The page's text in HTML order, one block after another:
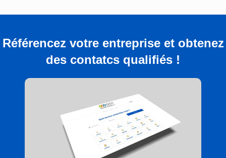
Référencez votre entreprise et obtenez
des contatcs qualifiés !